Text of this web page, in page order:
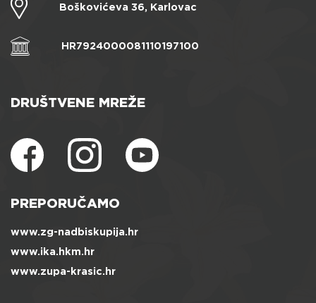
Boškovićeva 36, Karlovac
HR7924000081110197100
DRUŠTVENE MREŽE
PREPORUČAMO
www.zg-nadbiskupija.hr
www.ika.hkm.hr
www.zupa-krasic.hr